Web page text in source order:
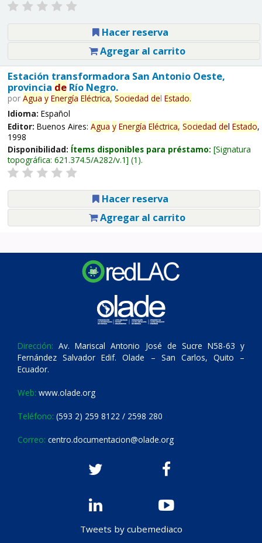
Hacer reserva
Agregar al carrito
Estación transformadora San Antonio Oeste,
provincia deRío Negro.
por Agua y Energía Eléctrica, Sociedad del Estado.
Idioma: Español
Editor: Buenos Aires: Agua y Energía Eléctrica, Sociedad del Estado,
1998
Disponibilidad: Ítems disponibles para préstamo: Signatura
topográfica: 621.374.5/A282/v.1 (1).
Hacer reserva
Agregar al carrito
Dirección: Av. Mariscal Antonio José de Sucre N58-63 y
Fernández Salvador Edif. Olade – San Carlos, Quito –
Ecuador.
Web: www.olade.org
Teléfono: (593 2) 259 8122 / 2598 280
Correo: centro.documentacion@olade.org
Tweets by cubemediaco